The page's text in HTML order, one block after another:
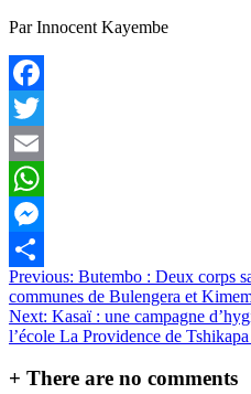
Par Innocent Kayembe
Facebook
Twitter
Email
WhatsApp
Messenger
Partager
Navigation
de
l’article
Previous: Butembo : Deux corps
communes de Bulengera et
Next: Kasaï : une campagne
l’école La Providence de
+ There are no comments